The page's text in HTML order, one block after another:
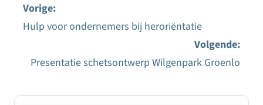
Bericht
navigatie
Vorige:
Hulp voor ondernemers bij heroriëntatie
Volgende:
Presentatie schetsontwerp Wilgenpark Groenlo